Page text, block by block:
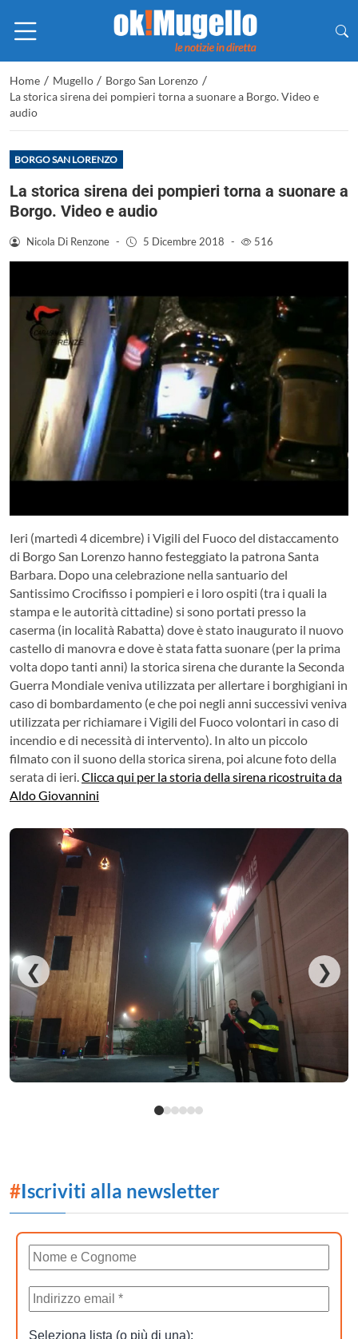
Home / Mugello / Borgo San Lorenzo /
La storica sirena dei pompieri torna a suonare a Borgo. Video e
audio
BORGO SAN LORENZO
La storica sirena dei pompieri torna a suonare a
Borgo. Video e audio
Nicola Di Renzone - 5 Dicembre 2018 - 516
Ieri (martedì 4 dicembre) i Vigili del Fuoco del distaccamento
di Borgo San Lorenzo hanno festeggiato la patrona Santa
Barbara. Dopo una celebrazione nella santuario del
Santissimo Crocifisso i pompieri e i loro ospiti (tra i quali la
stampa e le autorità cittadine) si sono portati presso la
caserma (in località Rabatta) dove è stato inaugurato il nuovo
castello di manovra e dove è stata fatta suonare (per la prima
volta dopo tanti anni) la storica sirena che durante la Seconda
Guerra Mondiale veniva utilizzata per allertare i borghigiani in
caso di bombardamento (e che poi negli anni successivi veniva
utilizzata per richiamare i Vigili del Fuoco volontari in caso di
incendio e di necessità di intervento). In alto un piccolo
filmato con il suono della storica sirena, poi alcune foto della
serata di ieri.Clicca qui per la storia della sirena ricostruita da
Aldo Giovannini
❮ ❯
#Iscriviti alla newsletter